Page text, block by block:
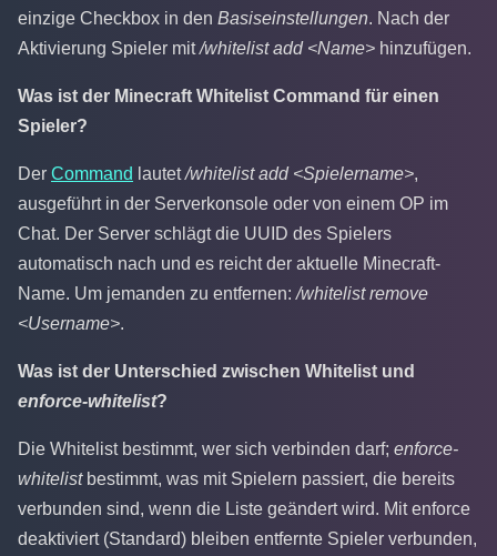
einzige Checkbox in den Basiseinstellungen. Nach der
Aktivierung Spieler mit/whitelist add <Name> hinzufügen.
Was ist der Minecraft Whitelist Command für einen
Spieler?
Der Command lautet/whitelist add <Spielername>,
ausgeführt in der Serverkonsole oder von einem OP im
Chat. Der Server schlägt die UUID des Spielers
automatisch nach und es reicht der aktuelle Minecraft-
Name. Um jemanden zu entfernen:/whitelist remove
<Username>.
Was ist der Unterschied zwischen Whitelist und
enforce-whitelist?
Die Whitelist bestimmt, wer sich verbinden darf; enforce-
whitelistbestimmt, was mit Spielern passiert, die bereits
verbunden sind, wenn die Liste geändert wird. Mit enforce
deaktiviert (Standard) bleiben entfernte Spieler verbunden,